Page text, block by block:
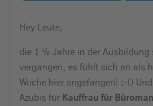
Hey Leute,
die 1 ½ Jahre in der Ausbildung
vergangen, es fühlt sich an als
Woche hier angefangen! :-O
Azubis für Kauffrau für